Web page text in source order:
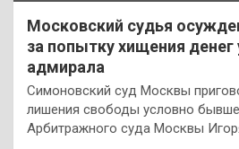
Московский судья
за попытку хищения денег
адмирала
Симоновский суд Москвы
лишения свободы условно
Арбитражного суда Москвы